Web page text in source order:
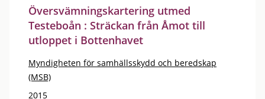
Översvämningskartering utmed
Testeboån : Sträckan från Åmot till
utloppet i Bottenhavet
Myndigheten för samhällsskydd och beredskap
(MSB)
2015